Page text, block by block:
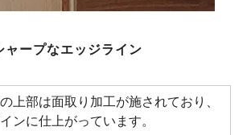
ャープなエッジライン
上部は面取り加工が施されており、
ンに仕上がっています。